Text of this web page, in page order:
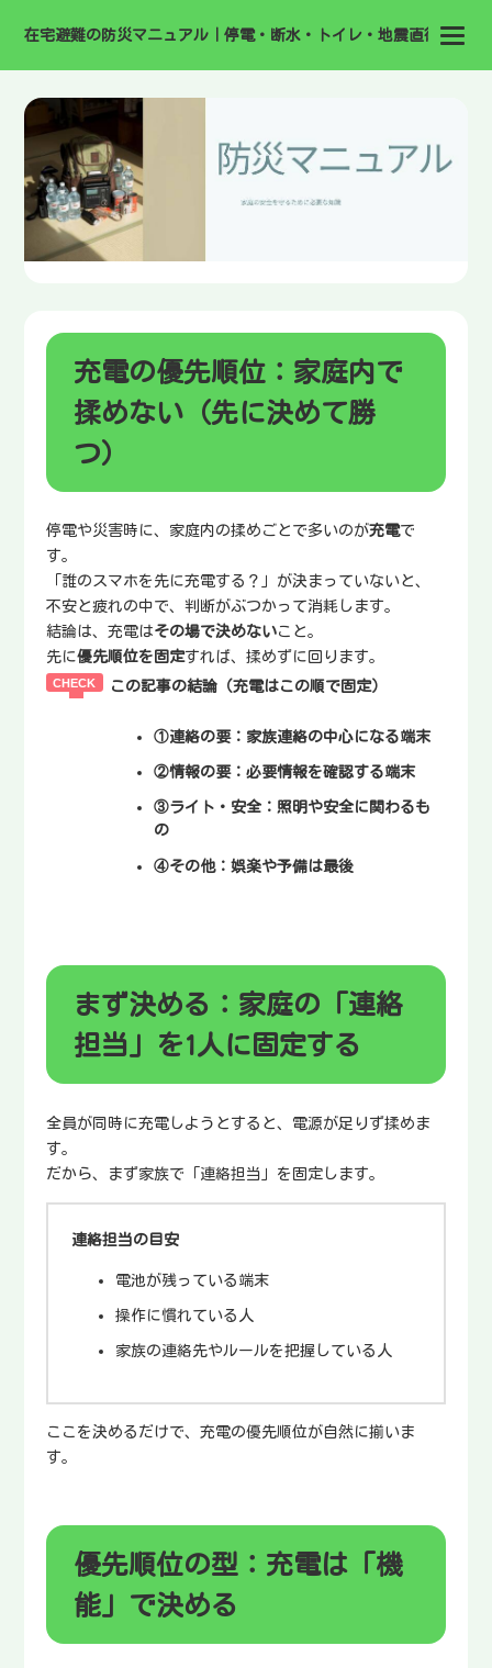
在宅避難の防災マニュアル｜停電・断水・トイレ・地震直後の備え
充電の優先順位：家庭内で
揉めない（先に決めて勝
つ）
停電や災害時に、家庭内の揉めごとで多いのが充電で
す。
「誰のスマホを先に充電する？」が決まっていないと、
不安と疲れの中で、判断がぶつかって消耗します。
結論は、充電はその場で決めないこと。
先に優先順位を固定すれば、揉めずに回ります。
この記事の結論（充電はこの順で固定）
①連絡の要：家族連絡の中心になる端末
②情報の要：必要情報を確認する端末
③ライト・安全 ：照明や安全に関わるも
の
④その他：娯楽や予備は最後
まず決める：家庭の「連絡
担当」を1人に固定する
全員が同時に充電しようとすると、電源が足りず揉めま
す。
だから、まず家族で「連絡担当」を固定します。
連絡担当の目安
電池が残っている端末
操作に慣れている人
家族の連絡先やルールを把握している人
ここを決めるだけで、充電の優先順位が自然に揃いま
す。
優先順位の型：充電は「機
能」で決める